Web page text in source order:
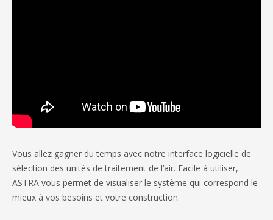
Vous allez gagner du temps avec notre interface logicielle de
sélection des unités de traitement de l’air. Facile à utiliser,
ASTRA vous permet de visualiser le système qui correspond le
mieux à vos besoins et votre construction.